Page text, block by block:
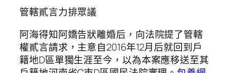
管轄貳言力排眾議
阿海得知阿嬌告狀離婚后，向法院提了管轄
權貳言請求，主意自2016年12月后就回到戶
籍地D區單獨生涯至今，以為本案應移送至其